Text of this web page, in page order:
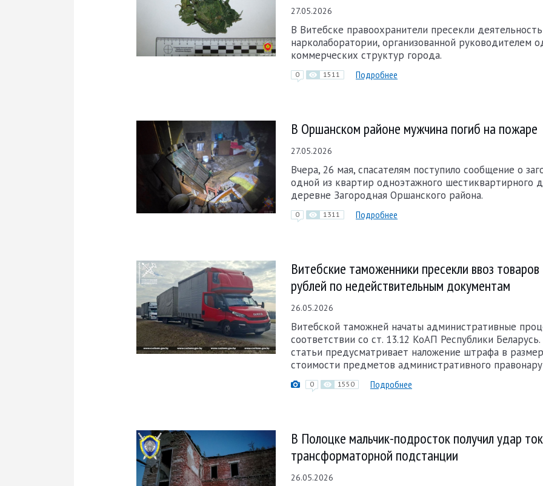
27.05.2026
В Витебске правоохранители пресекли
нарколаборатории, организованной руководителем
коммерческих структур города.
0 1511 Подробнее
В Оршанском районе мужчина погиб на пожаре
27.05.2026
Вчера, 26 мая, спасателям поступило сообщение о
одной из квартир одноэтажного шестиквартирного
деревне Загородная Оршанского района.
0 1311 Подробнее
Витебские таможенники пресекли ввоз
рублей по недействительным документам
26.05.2026
Витебской таможней начаты административные
соответствии со ст. 13.12 КоАП Республики
статьи предусматривает наложение штрафа в
стоимости предметов административного
0 1550 Подробнее
В Полоцке мальчик-подросток получил удар
трансформаторной подстанции
26.05.2026